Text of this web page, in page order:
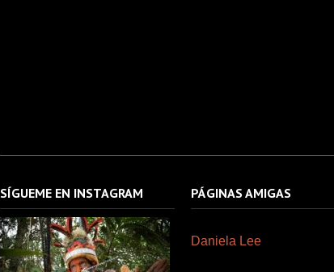
SÍGUEME EN INSTAGRAM PÁGINAS AMIGAS
Daniela Lee